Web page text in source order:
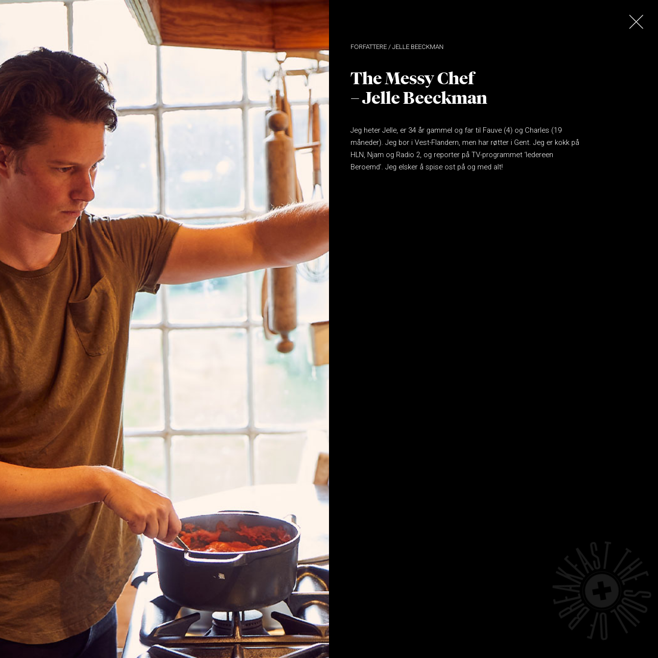
JELLE BEECKMAN
The Messy Chef
– Jelle Beeckman
Jeg heter Jelle, er 34 år gammel og far til Fauve (4) og Charles (19
måneder). Jeg bor i Vest-Flandern, men har røtter i Gent. Jeg er kokk på
HLN, Njam og Radio 2, og reporter på TV-programmet ‘Iedereen
Beroemd’. Jeg elsker å spise ost på og med alt!